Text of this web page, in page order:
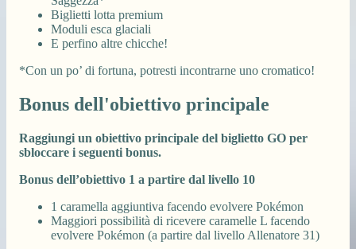
Biglietti lotta premium
Moduli esca glaciali
E perfino altre chicche!
*Con un po’ di fortuna, potresti incontrarne uno cromatico!
Bonus dell'obiettivo principale
Raggiungi un obiettivo principale del biglietto GO per
sbloccare i seguenti bonus.
Bonus dell’obiettivo 1 a partire dal livello 10
1 caramella aggiuntiva facendo evolvere Pokémon
Maggiori possibilità di ricevere caramelle L facendo
evolvere Pokémon (a partire dal livello Allenatore 31)